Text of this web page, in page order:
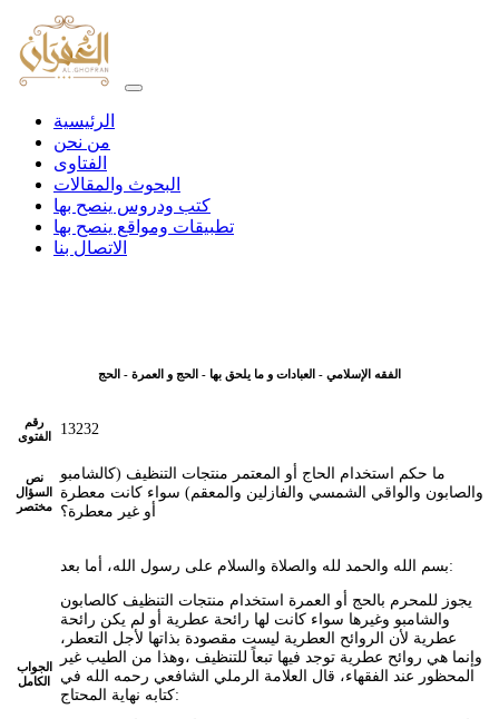
الرئيسية
من نحن
الفتاوى
البحوث والمقالات
كتب ودروس ينصح بها
تطبيقات ومواقع ينصح بها
الاتصال بنا
الفقه الإسلامي - العبادات و ما يلحق بها - الحج و العمرة - الحج
رقم
الفتوى
13232
نص
السؤال
مختصر
ما حكم استخدام الحاج أو المعتمر منتجات التنظيف (كالشامبو
والصابون والواقي الشمسي والفازلين والمعقم) سواء كانت معطرة
أو غير معطرة؟
الجواب
الكامل
بسم الله والحمد لله والصلاة والسلام على رسول الله، أما بعد:
يجوز للمحرم بالحج أو العمرة استخدام منتجات التنظيف كالصابون
والشامبو وغيرها سواء كانت لها رائحة عطرية أو لم يكن رائحة
عطرية لأن الروائح العطرية ليست مقصودة بذاتها لأجل التعطر،
وإنما هي روائح عطرية توجد فيها تبعاً للتنظيف ،وهذا من الطيب غير
المحظور عند الفقهاء، قال العلامة الرملي الشافعي رحمه الله في
كتابه نهاية المحتاج: